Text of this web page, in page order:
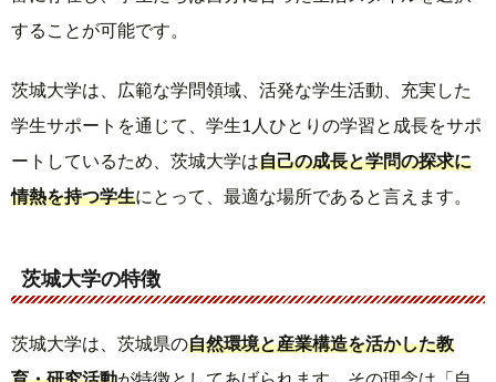
することが可能です。
茨城大学は、広範な学問領域、活発な学生活動、充実した
学生サポートを通じて、学生1人ひとりの学習と成長をサポ
ートしているため、茨城大学は自己の成長と学問の探求に
情熱を持つ学生にとって、最適な場所であると言えます。
茨城大学の特徴
茨城大学は、茨城県の自然環境と産業構造を活かした教